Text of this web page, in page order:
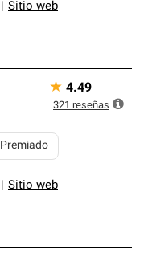
Sitio web
Sitio web
Premiado
★ 4.49
321 reseñas